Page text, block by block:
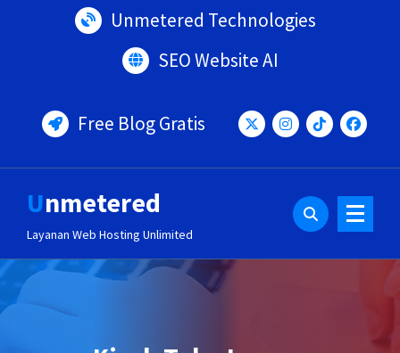
Unmetered Technologies
SEO Website AI
Free Blog Gratis
Unmetered
Layanan Web Hosting Unlimited